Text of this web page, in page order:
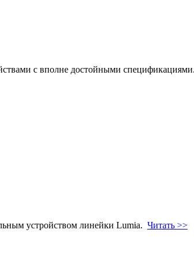
с вполне достойными
устройством линейки Lumia. Читать >>